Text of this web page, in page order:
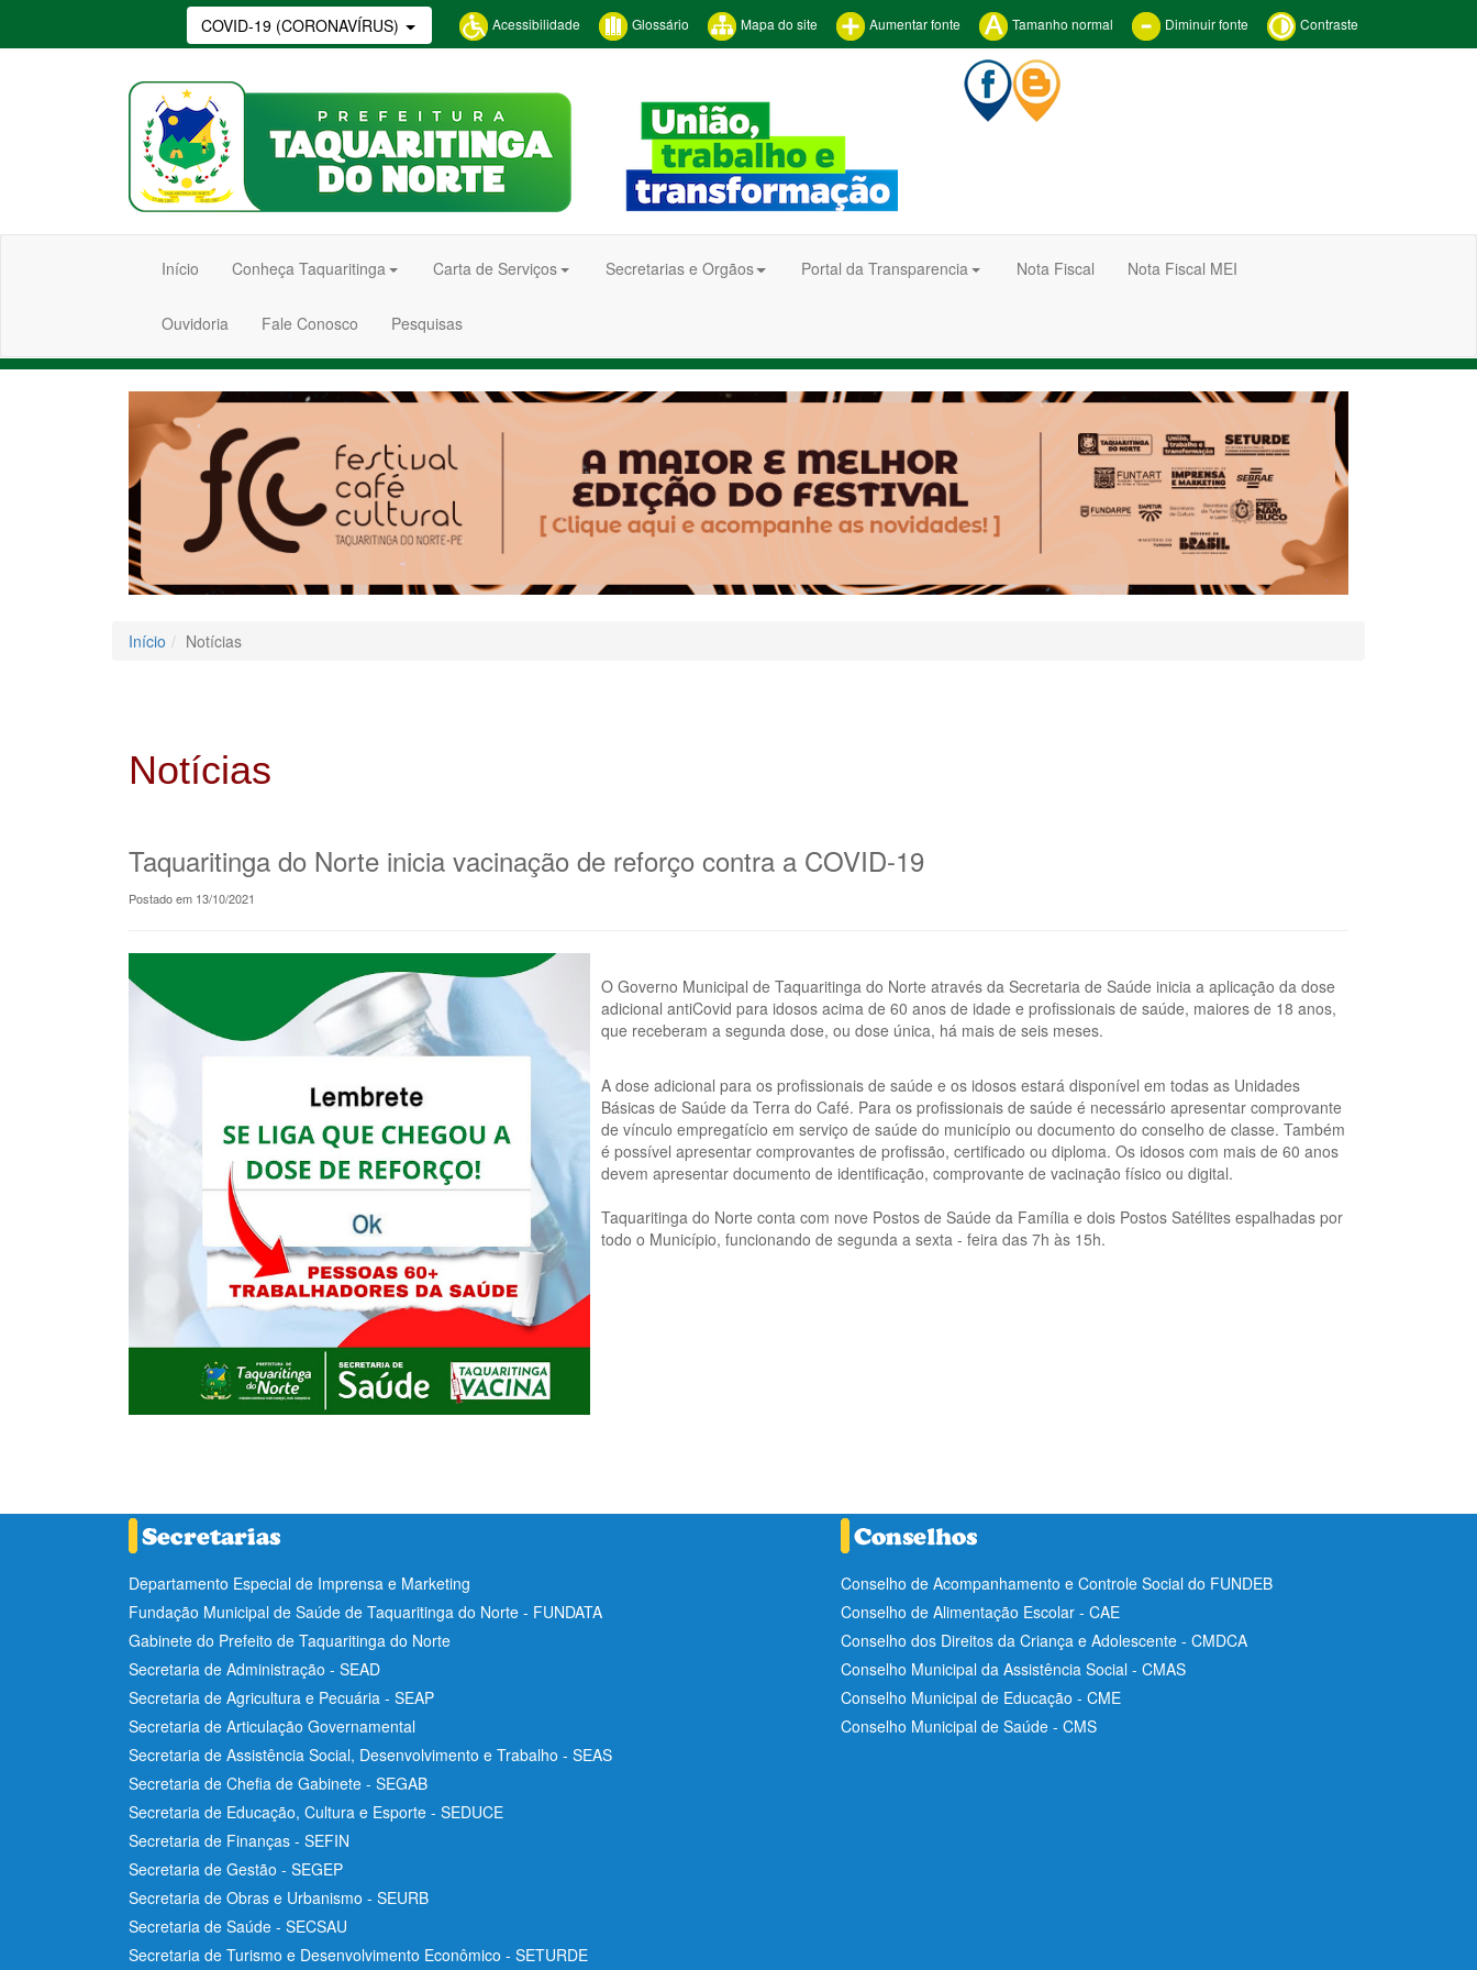
COVID-19 (CORONAVÍRUS) Acessibilidade Glossário Mapa do site Aumentar fonte Tamanho normal Diminuir fonte Contraste
Início Conheça Taquaritinga Carta de Serviços Secretarias e Orgãos Portal da Transparencia Nota Fiscal Nota Fiscal MEI
Ouvidoria Fale Conosco Pesquisas
Início Notícias
Notícias
Taquaritinga do Norte inicia vacinação de reforço contra a COVID-19
Postado em 13/10/2021
O Governo Municipal de Taquaritinga do Norte através da Secretaria de Saúde inicia a aplicação da dose
adicional antiCovid para idosos acima de 60 anos de idade e profissionais de saúde, maiores de 18 anos,
que receberam a segunda dose, ou dose única, há mais de seis meses.
A dose adicional para os profissionais de saúde e os idosos estará disponível em todas as Unidades
Básicas de Saúde da Terra do Café. Para os profissionais de saúde é necessário apresentar comprovante
de vínculo empregatício em serviço de saúde do município ou documento do conselho de classe. Também
é possível apresentar comprovantes de profissão, certificado ou diploma. Os idosos com mais de 60 anos
devem apresentar documento de identificação, comprovante de vacinação físico ou digital.
Taquaritinga do Norte conta com nove Postos de Saúde da Família e dois Postos Satélites espalhadas por
todo o Município, funcionando de segunda a sexta - feira das 7h às 15h.
Departamento Especial de Imprensa e Marketing
Fundação Municipal de Saúde de Taquaritinga do Norte - FUNDATA
Gabinete do Prefeito de Taquaritinga do Norte
Secretaria de Administração - SEAD
Secretaria de Agricultura e Pecuária - SEAP
Secretaria de Articulação Governamental
Secretaria de Assistência Social, Desenvolvimento e Trabalho - SEAS
Secretaria de Chefia de Gabinete - SEGAB
Secretaria de Educação, Cultura e Esporte - SEDUCE
Secretaria de Finanças - SEFIN
Secretaria de Gestão - SEGEP
Secretaria de Obras e Urbanismo - SEURB
Secretaria de Saúde - SECSAU
Secretaria de Turismo e Desenvolvimento Econômico - SETURDE
Conselho de Acompanhamento e Controle Social do FUNDEB
Conselho de Alimentação Escolar - CAE
Conselho dos Direitos da Criança e Adolescente - CMDCA
Conselho Municipal da Assistência Social - CMAS
Conselho Municipal de Educação - CME
Conselho Municipal de Saúde - CMS